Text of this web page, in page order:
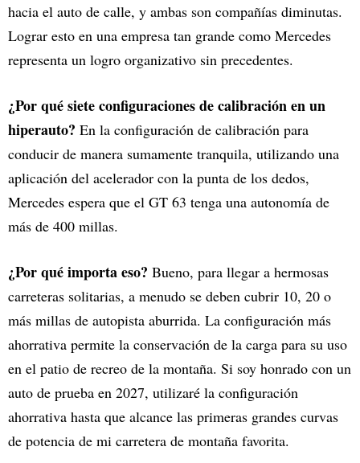
hacia el auto de calle, y ambas son compañías diminutas.
Lograr esto en una empresa tan grande como Mercedes
representa un logro organizativo sin precedentes.
¿Por qué siete configuraciones de calibración en un
hiperauto? En la configuración de calibración para
conducir de manera sumamente tranquila, utilizando una
aplicación del acelerador con la punta de los dedos,
Mercedes espera que el GT 63 tenga una autonomía de
más de 400 millas.
¿Por qué importa eso? Bueno, para llegar a hermosas
carreteras solitarias, a menudo se deben cubrir 10, 20 o
más millas de autopista aburrida. La configuración más
ahorrativa permite la conservación de la carga para su uso
en el patio de recreo de la montaña. Si soy honrado con un
auto de prueba en 2027, utilizaré la configuración
ahorrativa hasta que alcance las primeras grandes curvas
de potencia de mi carretera de montaña favorita.